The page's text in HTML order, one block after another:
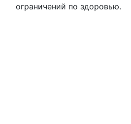
ограничений по здоровью.